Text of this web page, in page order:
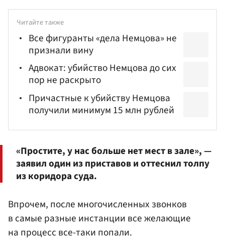
Читайте также
Все фигуранты «дела Немцова» не
признали вину
Адвокат: убийство Немцова до сих
пор не раскрыто
Причастные к убийству Немцова
получили минимум 15 млн рублей
«Простите, у нас больше нет мест в зале», —
заявил один из приставов и оттеснил толпу
из коридора суда.
Впрочем, после многочисленных звонков
в самые разные инстанции все желающие
на процесс все-таки попали.